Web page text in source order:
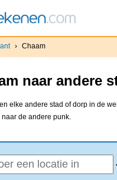
› Chaam
naar andere
elke andere stad of dorp in de
de andere punk.